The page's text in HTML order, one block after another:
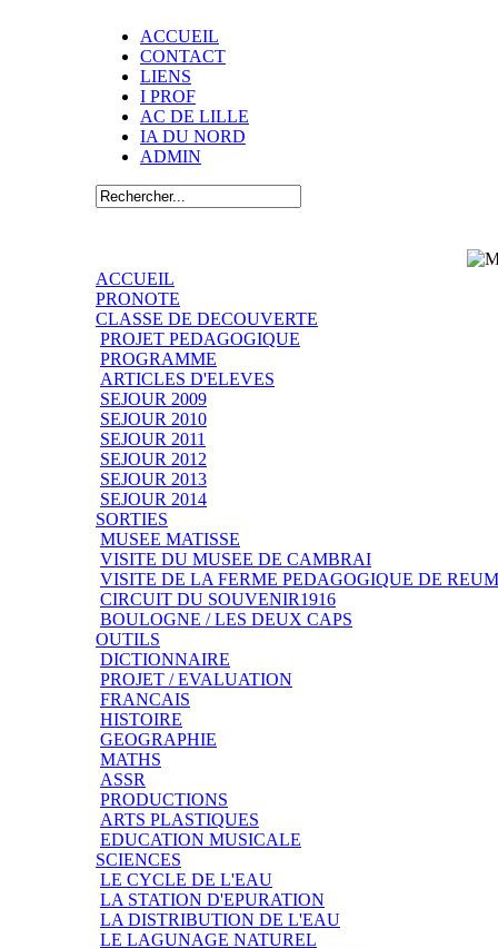
ACCUEIL
CONTACT
LIENS
I PROF
AC DE LILLE
IA DU NORD
ADMIN
ACCUEIL
PRONOTE
CLASSE DE DECOUVERTE
PROJET PEDAGOGIQUE
PROGRAMME
ARTICLES D'ELEVES
SEJOUR 2009
SEJOUR 2010
SEJOUR 2011
SEJOUR 2012
SEJOUR 2013
SEJOUR 2014
SORTIES
MUSEE MATISSE
VISITE DU MUSEE DE CAMBRAI
VISITE DE LA FERME PEDAGOGIQUE DE
CIRCUIT DU SOUVENIR1916
BOULOGNE / LES DEUX CAPS
OUTILS
DICTIONNAIRE
PROJET / EVALUATION
FRANCAIS
HISTOIRE
GEOGRAPHIE
MATHS
ASSR
PRODUCTIONS
ARTS PLASTIQUES
EDUCATION MUSICALE
SCIENCES
LE CYCLE DE L'EAU
LA STATION D'EPURATION
LA DISTRIBUTION DE L'EAU
LE LAGUNAGE NATUREL